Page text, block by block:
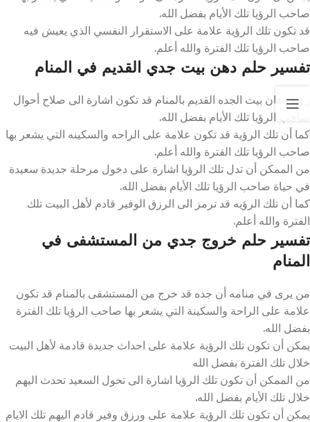
صاحب الرؤيا تلك الأيام بفضل الله.
قد تكون تلك الرؤية علامة على الاستقرار النفسي الذي يعيش فيه
صاحب الرؤيا تلك الفترة والله أعلم.
تفسير حلم دهن بيت جدي القديم في المنام
رؤية دهان بيت الجده القديم بالمنام قد تكون اشارة الى صلاح أحوال
صاحب الرؤيا تلك الأيام بفضل الله.
كما أن تلك الرؤية قد تكون علامة على الراحه والسكينه التي يشعر بها
صاحب الرؤيا تلك الفترة والله أعلم.
من الممكن أن تدل تلك الرؤيا اشارة على دخول مرحلة جديدة سعيدة
في حياة صاحب الرؤيا تلك الأيام بفضل الله.
كما أن تلك الرؤيه قد ترمز الى الرزق الوفير قادم لأهل البيت تلك
الفترة والله أعلم.
تفسير حلم خروج جدي من المستشفى في
المنام
من يرى في منامه أن جده قد خرج من المستشفى بالمنام قد تكون
علامة على الراحة والسكينة التي يشعر بها صاحب الرؤيا تلك الفترة
بفضل الله.
يمكن أن تكون تلك الرؤية علامة على احداث جديدة قادمة لأهل البيت
خلال تلك الفترة بفضل الله
من الممكن أن تكون تلك الرؤيا اشارة الى تحول السعيد تحدث اليهم
خلال تلك الأيام بفضل الله.
يمكن أن تكون تلك الرؤية علامة على ورزق وفير قادم اليهم تلك الايام